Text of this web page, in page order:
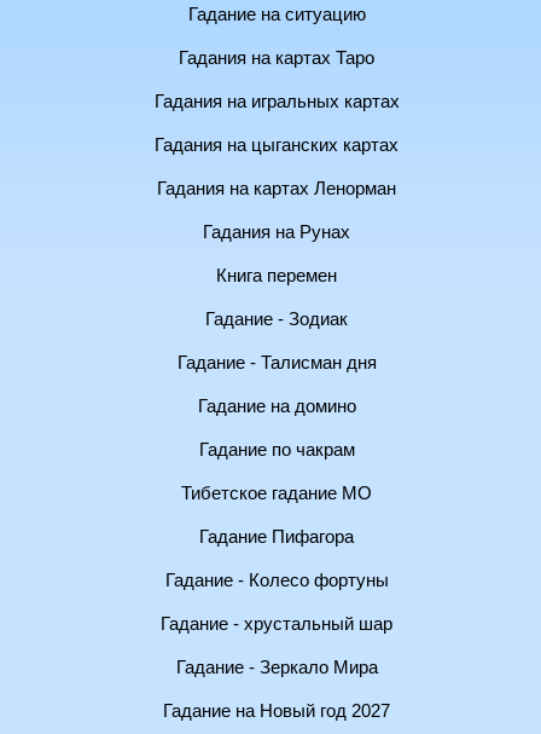
Гадание на ситуацию
Гадания на картах Таро
Гадания на игральных картах
Гадания на цыганских картах
Гадания на картах Ленорман
Гадания на Рунах
Книга перемен
Гадание - Зодиак
Гадание - Талисман дня
Гадание на домино
Гадание по чакрам
Тибетское гадание МО
Гадание Пифагора
Гадание - Колесо фортуны
Гадание - хрустальный шар
Гадание - Зеркало Мира
Гадание на Новый год 2027